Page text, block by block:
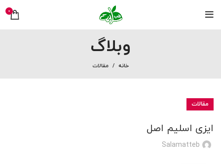
0
وبلاگ
خانه مقالات
مقالات
ایزی اسلیم اصل
Salamatteb